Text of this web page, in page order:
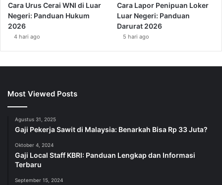
Cara Urus Cerai WNI di Luar
Negeri: Panduan Hukum
2026
4 hari ago
Cara Lapor Penipuan Loker
Luar Negeri: Panduan
Darurat 2026
5 hari ago
Most Viewed Posts
Agustus 31, 2025
Gaji Pekerja Sawit di Malaysia: Benarkah Bisa Rp 33 Juta?
Oktober 4, 2024
Gaji Local Staff KBRI: Panduan Lengkap dan Informasi
Terbaru
September 15, 2024